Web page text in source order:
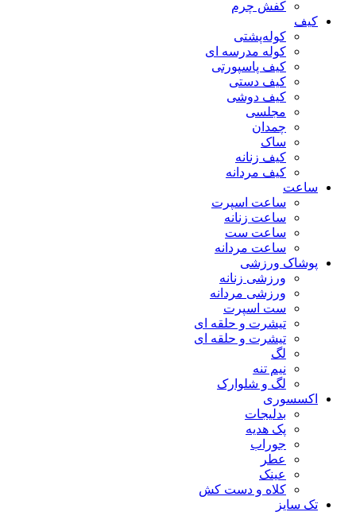
کفش چرم
کیف
کوله‌پشتی
کوله مدرسه ای
کیف پاسپورتی
کیف دستی
کیف دوشی
مجلسی
چمدان
ساک
کیف زنانه
کیف مردانه
ساعت
ساعت اسپرت
ساعت زنانه
ساعت ست
ساعت مردانه
پوشاک ورزشی
ورزشی زنانه
ورزشی مردانه
ست اسپرت
تیشرت و حلقه ای
تیشرت و حلقه ای
لگ
نیم تنه
لگ و شلوارک
اکسسوری
بدلیجات
پک هدیه
جوراب
عطر
عینک
کلاه و دست کش
تک سایز